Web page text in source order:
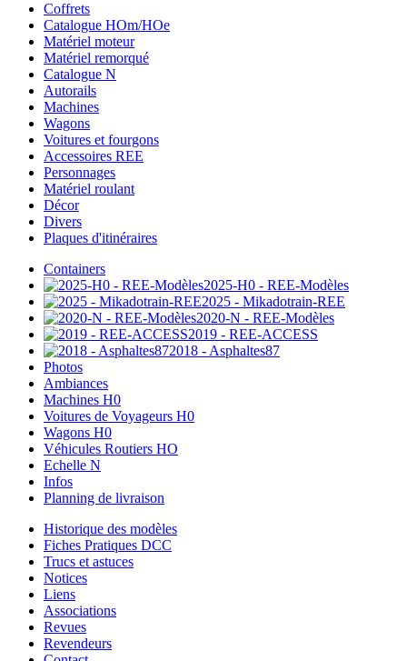
Coffrets
Catalogue HOm/HOe
Matériel moteur
Matériel remorqué
Catalogue N
Autorails
Machines
Wagons
Voitures et fourgons
Accessoires REE
Personnages
Matériel roulant
Décor
Divers
Plaques d'itinéraires
Containers
2025-H0 - REE-Modèles
2025 - Mikadotrain-REE
2020-N - REE-Modèles
2019 - REE-ACCESS
2018 - Asphaltes87
Photos
Ambiances
Machines H0
Voitures de Voyageurs H0
Wagons H0
Véhicules Routiers HO
Echelle N
Infos
Planning de livraison
Historique des modèles
Fiches Pratiques DCC
Trucs et astuces
Notices
Liens
Associations
Revues
Revendeurs